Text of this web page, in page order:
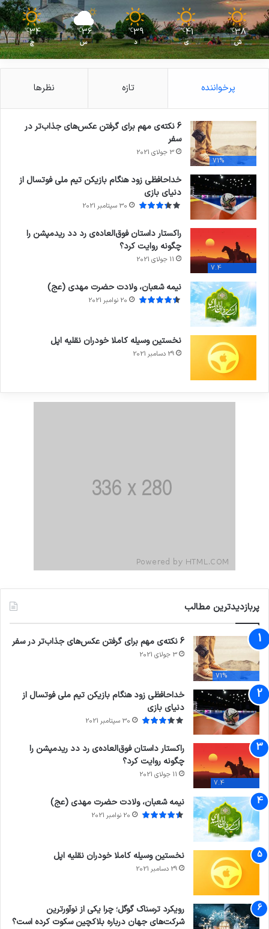
38
℃
ش
41
℃
ی
39
℃
د
36
℃
س
34
℃
چ
پرخواننده تازه نظرها
71%
6 نکته‌ی مهم برای گرفتن عکس‌های جذاب‌تر در
سفر
3 جولای 2021
خداحافظی زود هنگام بازیکن تیم ملی فوتسال از
دنیای بازی
30 سپتامبر 2021
7.4
راکستار داستان فوق‌العاده‌ی رد دد ریدمپشن را
چگونه روایت کرد؟
11 جولای 2021
نیمه شعبان، ولادت حضرت مهدی (عج)
20 نوامبر 2021
نخستین وسیله کاملا خودران نقلیه اپل
29 دسامبر 2021
پربازدیدترین مطالب
71%
6 نکته‌ی مهم برای گرفتن عکس‌های جذاب‌تر در سفر
3 جولای 2021
خداحافظی زود هنگام بازیکن تیم ملی فوتسال از
دنیای بازی
30 سپتامبر 2021
7.4
راکستار داستان فوق‌العاده‌ی رد دد ریدمپشن را
چگونه روایت کرد؟
11 جولای 2021
نیمه شعبان، ولادت حضرت مهدی (عج)
20 نوامبر 2021
نخستین وسیله کاملا خودران نقلیه اپل
29 دسامبر 2021
رویکرد ترسناک گوگل؛ چرا یکی از نوآورترین
شرکت‌های جهان درباره بلاکچین سکوت کرده است؟